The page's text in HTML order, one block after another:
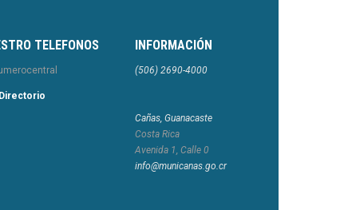
TELEFONOS INFORMACIÓN
(506) 2690-4000
Cañas, Guanacaste
Costa Rica
Avenida 1, Calle 0
info@municanas.go.cr